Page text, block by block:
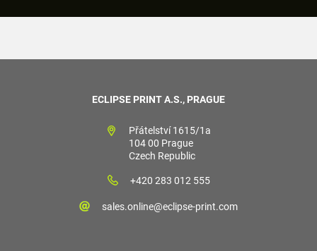
ECLIPSE PRINT A.S., PRAGUE
Přátelství 1615/1a
104 00 Prague
Czech Republic
+420 283 012 555
sales.online@eclipse-print.com